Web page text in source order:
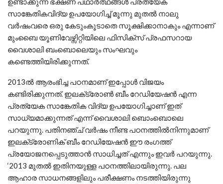
സാങ്കേതികവിദ്യ ഉപയോഗിച്ച്‌ മൂന്നു മുതല്‍ നാലു
വര്‍ഷംവരെ ഒരു കേടുംകൂടാതെ സൂക്ഷിക്കാനാകും എന്നാണ്
മുംബൈ യൂണിവേഴ്സിറ്റിയിലെ ഫിസിക്സ് പ്രഫസറായ
വൈശാലി ബംബൊലെയും സംഘവും
കണ്ടെത്തിയിരിക്കുന്നത്.
2013ല്‍ ആരംഭിച്ച പഠനമാണ് ഇപ്പോള്‍ വിജയം
കണ്ടിരിക്കുന്നത്. ഇലക്‌ട്രോണ്‍ ബീം റേഡിയേഷന്‍ എന്ന
പ്രത്യേക സാങ്കേതിക വിദ്യ ഉപയോഗിച്ചാണ് ഇത്
സാധ്യമാക്കുന്നത് എന്ന് വൈശാലി ബൊംബൊലെ
പറയുന്നു. പതിനഞ്ച് വര്‍ഷം നീണ്ട പഠനത്തില്‍നിന്നുമാണ്
ഇലക്‌ട്രോണിക് ബീം റേഡിയേഷന്‍ ഈ രംഗത്ത്
പ്രയോജനപ്പെടുത്താന്‍ സാധിച്ചത് എന്നും ഇവര്‍ പറയുന്നു.
‘2013 മുതല്‍ ഇതിനയുള്ള പഠനത്തിലായിരുന്നു. പല
ആഹാര സാധനങ്ങളിലും പരീക്ഷണം നടത്തിയിരുന്നു